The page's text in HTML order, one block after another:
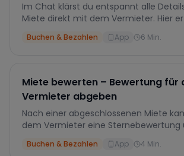
Im Chat klärst du entspannt alle
Miete direkt mit dem Vermieter. Hier
annimmst und bezahlst – und warum
Buchen & Bezahlen App 6 Min.
Miete bewerten – Bewertung für
Vermieter abgeben
Nach einer abgeschlossenen Miete
dem Vermieter eine Sternebewertung
Schritt für Schritt, wie du die Miete in
Buchen & Bezahlen App 4 Min.